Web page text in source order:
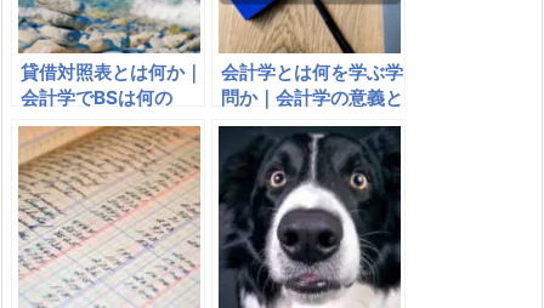
貸借対照表とは何か｜
会計学でBSは何の
略？貸借対照表の見
方、構造、内訳につい
て
会計学とは何を学ぶ学
問か｜会計学の意義と
面白さ｜会計学と簿記
との違い